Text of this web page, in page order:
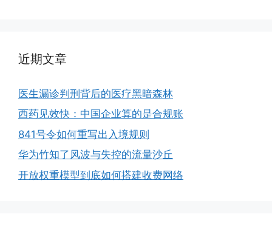
近期文章
医生漏诊判刑背后的医疗黑暗森林
西药见效快：中国企业算的是合规账
841号令如何重写出入境规则
华为竹知了风波与失控的流量沙丘
开放权重模型到底如何搭建收费网络